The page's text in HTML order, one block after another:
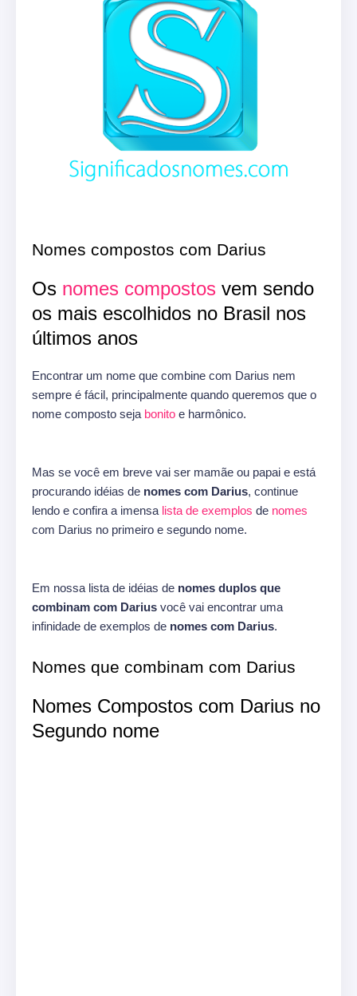
Nomes compostos com Darius
Os nomes compostos vem sendo
os mais escolhidos no Brasil nos
últimos anos
Encontrar um nome que combine com Darius nem
sempre é fácil, principalmente quando queremos que o
nome composto seja bonito e harmônico.
Mas se você em breve vai ser mamãe ou papai e está
procurando idéias de nomes com Darius, continue
lendo e confira a imensa lista de exemplos de nomes
com Darius no primeiro e segundo nome.
Em nossa lista de idéias de nomes duplos que
combinam com Darius você vai encontrar uma
infinidade de exemplos de nomes com Darius.
Nomes que combinam com Darius
Nomes Compostos com Darius no
Segundo nome